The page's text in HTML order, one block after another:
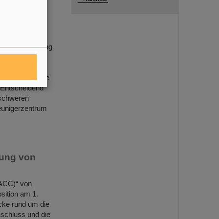
einem
wurde
von
von
am 1.
rund um die
und die